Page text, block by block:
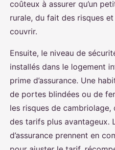
coûteux à assurer qu’un
rurale, du fait des risques
couvrir.
Ensuite, le niveau de
installés dans le logement
prime d’assurance. Une
de portes blindées ou de
les risques de
des tarifs plus avantageux.
d’assurance prennent en